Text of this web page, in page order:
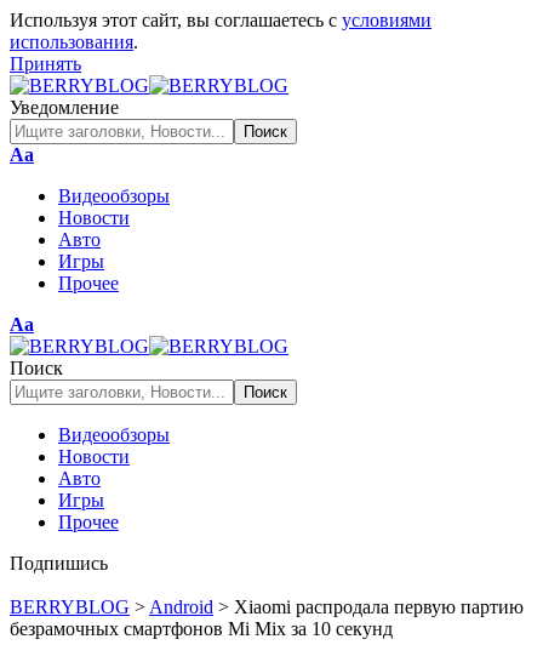
Используя этот сайт, вы соглашаетесь с условиями
использования.
Принять
Уведомление
Изменение
шрифта
Аа
Видеообзоры
Новости
Авто
Игры
Прочее
Изменение
размера
шрифта
Аа
Поиск
Видеообзоры
Новости
Авто
Игры
Прочее
Подпишись
BERRYBLOG > Android > Xiaomi распродала первую партию
безрамочных смартфонов Mi Mix за 10 секунд